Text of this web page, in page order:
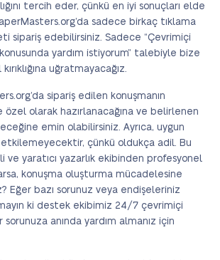
tercih eder, çünkü en iyi sonuçları elde
sadece birkaç tıklama
sipariş edebilirsiniz. Sadece “Çevrimiçi
konusunda yardım istiyorum” talebiyle bize
uğratmayacağız.
sipariş edilen konuşmanın
özel olarak hazırlanacağına ve belirlenen
emin olabilirsiniz. Ayrıca, uygun
çünkü oldukça adil. Bu
yaratıcı yazarlık ekibinden profesyonel
konuşma oluşturma mücadelesine
Eğer bazı sorunuz veya endişeleriniz
ki destek ekibimiz 24/7 çevrimiçi
anında yardım almanız için